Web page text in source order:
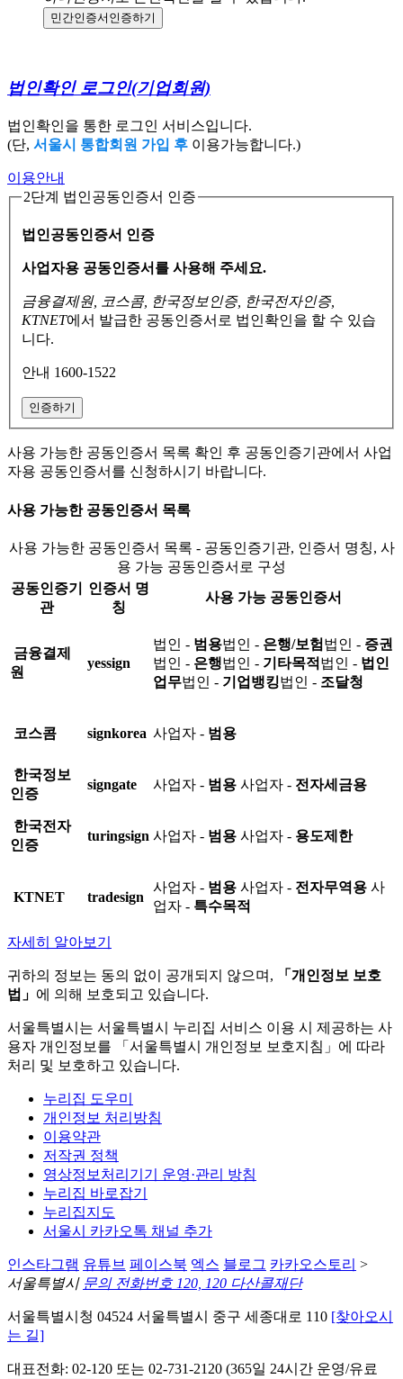
민간인증서 인증하기
법인확인 로그인(기업회원)
법인확인을 통한 로그인 서비스입니다.
(단, 서울시 통합회원 가입 후 이용가능합니다.)
이용안내
2단계 법인공동인증서 인증
법인공동인증서 인증
사업자용 공동인증서를 사용해 주세요.
금융결제원, 코스콤, 한국정보인증, 한국전자인증,
KTNET에서 발급한 공동인증서로 법인확인을 할 수 있습
니다.
안내 1600-1522
인증하기
사용 가능한 공동인증서 목록 확인 후 공동인증기관에서 사업
자용 공동인증서를 신청하시기 바랍니다.
사용 가능한 공동인증서 목록
사용 가능한 공동인증서 목록 - 공동인증기관, 인증서 명칭, 사
용 가능 공동인증서로 구성
공동인증기
관
인증서 명
칭
사용 가능 공동인증서
금융결제
원
yessign
법인 - 범용법인 - 은행/보험 법인 - 증권
법인 - 은행법인 - 기타목적 법인 - 법인
업무법인 - 기업뱅킹법인 - 조달청
코스콤 signkorea 사업자 - 범용
한국정보
인증
signgate 사업자 - 범용 사업자 - 전자세금용
한국전자
인증
turingsign 사업자 - 범용 사업자 - 용도제한
KTNET tradesign
사업자 - 범용 사업자 - 전자무역용 사
업자 - 특수목적
자세히 알아보기
귀하의 정보는 동의 없이 공개되지 않으며,
「개인정보 보호
법」 에 의해 보호되고 있습니다.
서울특별시는 서울특별시 누리집 서비스 이용 시 제공하는 사
용자 개인정보를 「서울특별시 개인정보 보호지침」에 따라
처리 및 보호하고 있습니다.
누리집 도우미
개인정보 처리방침
이용약관
저작권 정책
영상정보처리기기 운영·관리 방침
누리집 바로잡기
누리집지도
서울시 카카오톡 채널 추가
인스타그램 유튜브 페이스북 엑스 블로그 카카오스토리 >
서울특별시 문의 전화번호 120, 120 다산콜재단
서울특별시청 04524 서울특별시 중구 세종대로 110 [찾아오시
는 길]
대표전화: 02-120 또는 02-731-2120 (365일 24시간 운영/유료